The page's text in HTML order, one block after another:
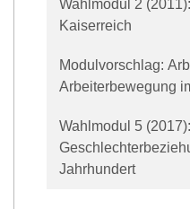
Wahlmodul 2
Kaiserreich
Modulvorschlag:
Arbeiterbewegung
Wahlmodul 5 (2017):
Jahrhundert